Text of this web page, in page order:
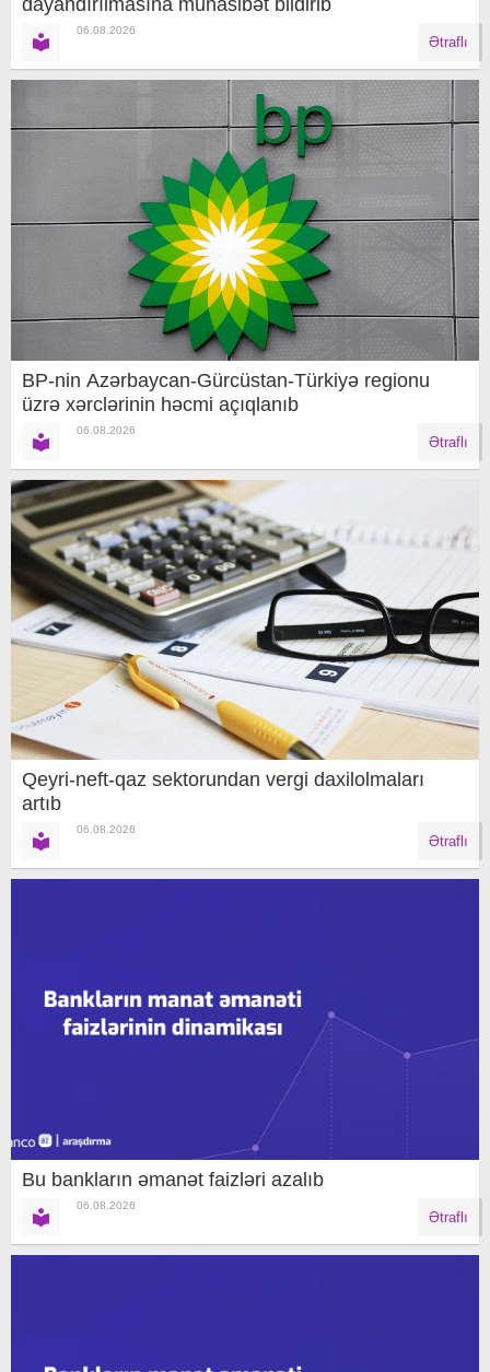
06.08.2026
Ətraflı
BP-nin Azərbaycan-Gürcüstan-Türkiyə regionu
üzrə xərclərinin həcmi açıqlanıb
06.08.2026
Ətraflı
Qeyri-neft-qaz sektorundan vergi daxilolmaları
artıb
06.08.2026
Ətraflı
Bu bankların əmanət faizləri azalıb
06.08.2026
Ətraflı